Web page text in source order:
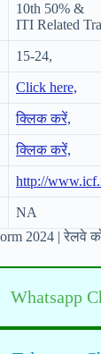
10th 50% &
ITI Related
15-24,
Click here,
क्लिक करें,
क्लिक करें,
http://
NA
2024 | रेलवे
Whatsapp